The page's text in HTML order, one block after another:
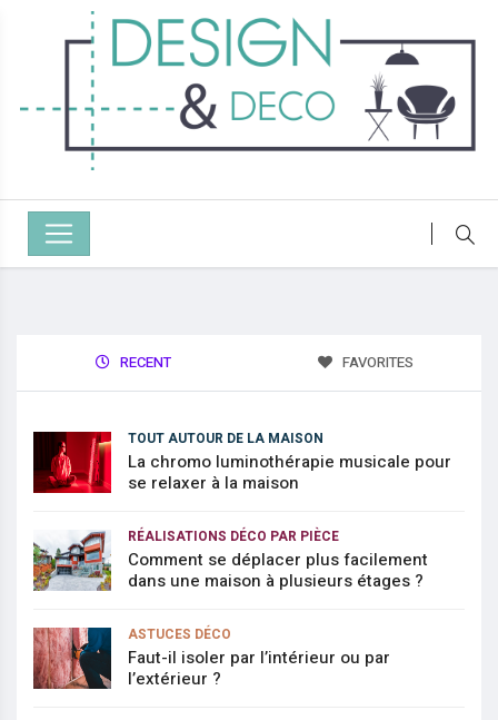
RECENT FAVORITES
TOUT AUTOUR DE LA MAISON
La chromo luminothérapie musicale pour
se relaxer à la maison
RÉALISATIONS DÉCO PAR PIÈCE
Comment se déplacer plus facilement
dans une maison à plusieurs étages ?
ASTUCES DÉCO
Faut-il isoler par l’intérieur ou par
l’extérieur ?